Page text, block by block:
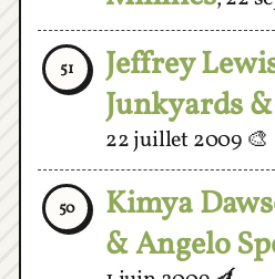
51
Jeffrey
Junkyards
22 juillet 2009🎨
50
Kimya
& Angelo
1 juin 2009🍆